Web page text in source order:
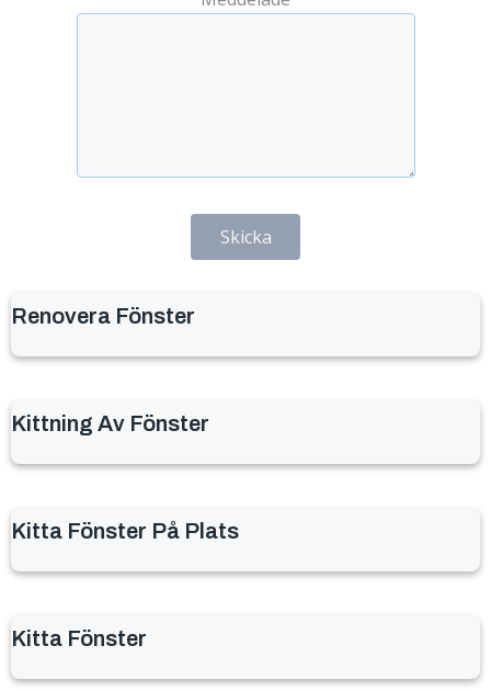
Renovera Fönster
Kittning Av Fönster
Kitta Fönster På Plats
Kitta Fönster